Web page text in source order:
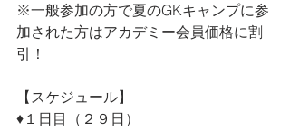
※一般参加の方で夏のGKキャンプに参
加された方はアカデミー会員価格に割
引！
【スケジュール】
♦︎１日目（２９日）